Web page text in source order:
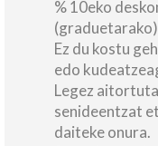
% 10eko
Ez du kostu
edo
Legez
senideentzat
daiteke onura.